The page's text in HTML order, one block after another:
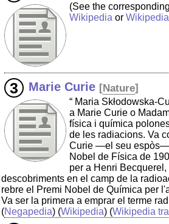
(See the
Wikipedia or
Marie Curie [Nature]
“ Maria Skłodowska-
a Marie Curie o
física i química
de les radiacions. Va
Curie —el seu espòs—
Nobel de Física de
per a Henri
descobriments en el camp de la
rebre el Premi Nobel de Química per
Va ser la primera a emprar el terme
(Negapedia) (Wikipedia) (Wikipedia